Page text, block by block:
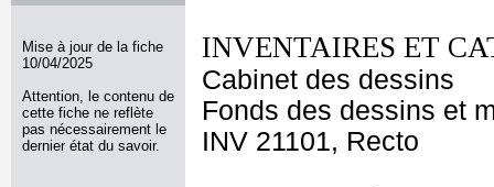
Mise à jour de la fiche
10/04/2025
Attention, le contenu de
cette fiche ne reflète
pas nécessairement le
dernier état du savoir.
INVENTAIRES ET
Cabinet des dessins
Fonds des dessins et
INV 21101, Recto